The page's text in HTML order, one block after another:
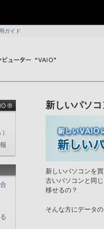
ガイド
新しいパソ
新しいパソコンを
古いパソコンと同
移せるの？
そんな方にデータ